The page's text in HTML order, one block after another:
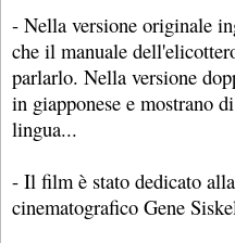
- Nella versione originale
che il manuale
parlarlo. Nella versione
in giapponese e mostrano
lingua...
- Il film è stato dedicato
cinematografico Gene